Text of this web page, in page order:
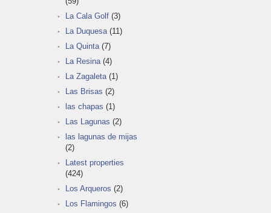
La Cala Golf (3)
La Duquesa (11)
La Quinta (7)
La Resina (4)
La Zagaleta (1)
Las Brisas (2)
las chapas (1)
Las Lagunas (2)
las lagunas de mijas
(2)
Latest properties
(424)
Los Arqueros (2)
Los Flamingos (6)